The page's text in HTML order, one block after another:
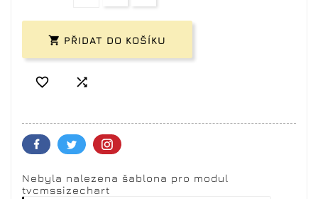
 PŘIDAT DO KOŠÍKU
 
Nebyla nalezena šablona pro modul
tvcmssizechart